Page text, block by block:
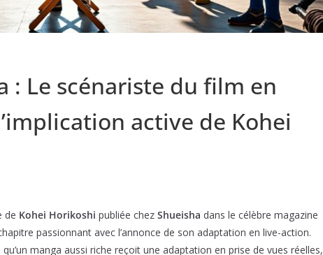
: Le scénariste du film en
active de Kohei
de Kohei Horikoshi publiée chez Shueisha dans le célèbre magazine
passionnant avec l’annonce de son adaptation en live-action.
manga aussi riche reçoit une adaptation en prise de vues réelles,